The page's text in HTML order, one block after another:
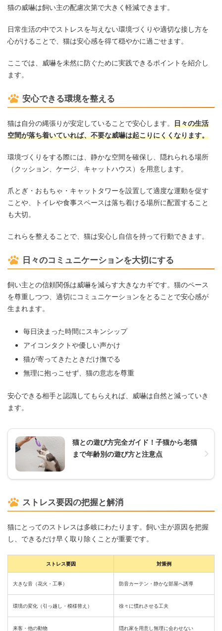
猫の威嚇は飼い主の配慮次第で大きく軽減できます。
日常生活の中でストレスを与えない環境づくりや適切な接し方を
心がけることで、猫は安心感を得て穏やかに過ごせます。
ここでは、威嚇を未然に防ぐために実践できるポイントを紹介し
ます。
安心できる環境を整える
猫は自分の縄張りが安定していることで安心します。 日々の生活
空間が落ち着いていれば、不要な威嚇は起こりにくくなります。
環境づくりをする際には、静かな空間を確保し、隠れられる場所
（クッション、ケージ、キャットハウス）を用意します。
爪とぎ・おもちゃ・キャットタワーを設置して適度な運動を促す
ことや、トイレや食事スペースは落ち着ける場所に配置すること
も大切。
これらを整えることで、猫は安心し自信を持って行動できます。
日々のコミュニケーションを大切にする
飼い主との信頼関係は威嚇を減らす大きなカギです。猫のペース
を尊重しつつ、適切にコミュニケーションをとることで安心感が
生まれます。
毎日決まった時間にスキンシップ
アイコンタクトや優しい声かけ
猫が寄ってきたときだけ撫でる
無理に抱っこせず、猫の意志を尊重
安心できる相手と認識してもらえれば、威嚇は自然と減っていき
ます。
猫との遊び方完全ガイド！子猫から老猫
まで年齢別の遊び方と注意点
ストレス要因の把握と解消
猫にとってのストレスは多岐にわたります。飼い主が原因を把握
し、できるだけ早く取り除くことが重要です。
ストレス要因 対策例
大きな音（花火・工事） 防音カーテン・静かな部屋へ誘導
環境の変化（引っ越し・模様替え） 徐々に慣れさせる工夫
来客・他の動物 隠れ家を用意し無理に会わせない